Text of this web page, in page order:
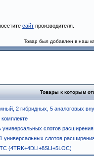
сайт производителя.
Товар был добавлен в наш
Товары к которым
2 гибридных, 5 аналоговых
универсальных слотов расширения
универсальных слотов
(4TRK+4DLI+8SLI+5LOC)